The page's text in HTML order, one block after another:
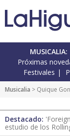
MUSICALIA:
Próximas
Festivales
Musicalia > Quique
Destacado:
estudio de los